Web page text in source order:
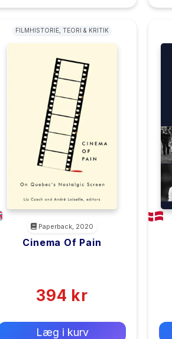
FILMHISTORIE, TEORI & KRITIK
Paperback, 2020
Cinema Of Pain
394 kr
Læg i kurv